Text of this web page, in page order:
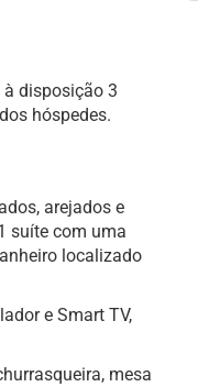
disposição 3
hóspedes.
arejados e
suíte com uma
localizado
e Smart TV,
mesa